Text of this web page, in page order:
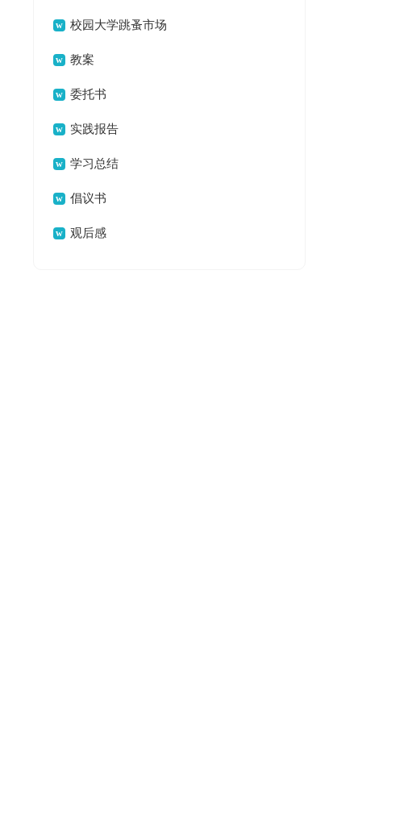
校园大学跳蚤市场
活动策划书
教案
委托书
实践报告
学习总结
倡议书
观后感